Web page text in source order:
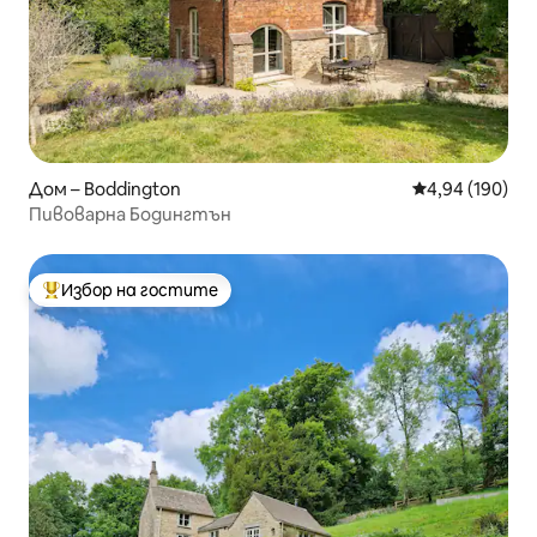
Дом – Boddington Средна
4,94 (190)
Пивоварна Бодингтън
Най-популярен избор на гостите
Избор на гостите